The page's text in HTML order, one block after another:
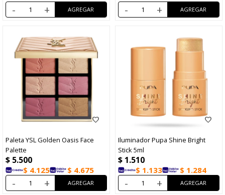
- + - +
Paleta YSL Golden Oasis Face
Palette
$ 5.500
$ 4.125 $ 4.675
- +
Iluminador Pupa Shine Bright
Stick 5ml
$ 1.510
$ 1.133 $ 1.284
- +